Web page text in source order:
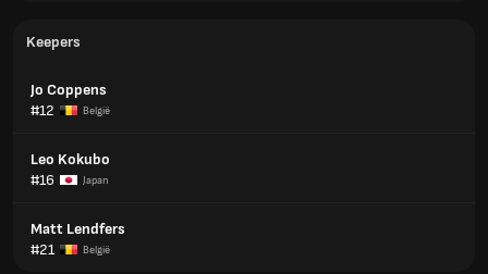
Keepers
Jo Coppens
#12
België
Leo Kokubo
#16
Japan
Matt Lendfers
#21
België